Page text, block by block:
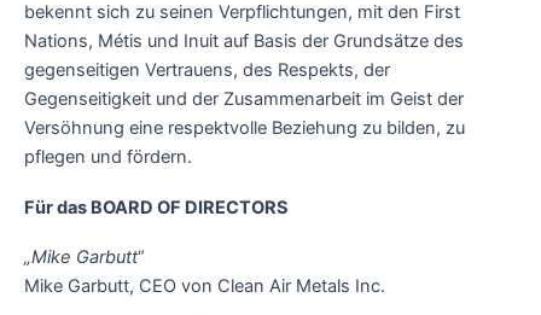
bekennt sich zu seinen Verpflichtungen, mit den First
Nations, Métis und Inuit auf Basis der Grundsätze des
gegenseitigen Vertrauens, des Respekts, der
Gegenseitigkeit und der Zusammenarbeit im Geist der
Versöhnung eine respektvolle Beziehung zu bilden, zu
pflegen und fördern.
Für das BOARD OF DIRECTORS
„Mike Garbutt“
Mike Garbutt, CEO von Clean Air Metals Inc.